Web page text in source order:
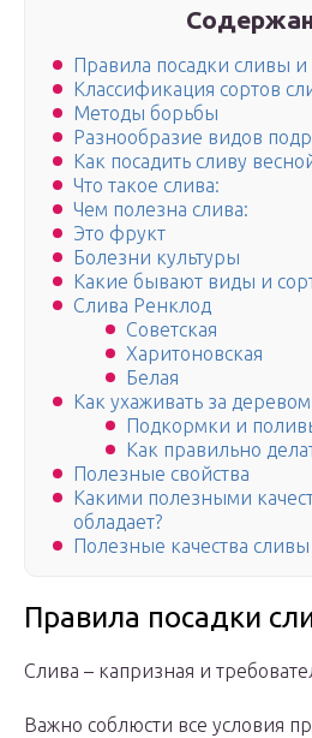
Правила посадки сливы и
Классификация сортов
Методы борьбы
Разнообразие видов
Как посадить сливу
Что такое слива:
Чем полезна слива:
Это фрукт
Болезни культуры
Какие бывают виды и
Слива Ренклод
Советская
Харитоновская
Белая
Как ухаживать за
Подкормки и
Как правильно
Полезные свойства
Какими полезными
обладает?
Полезные качества сливы
Правила посадки
Слива – капризная и
Важно соблюсти все условия